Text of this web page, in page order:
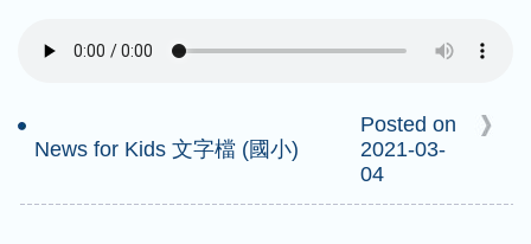
News for Kids 文字檔 (國小)
Posted on
2021-03-
04